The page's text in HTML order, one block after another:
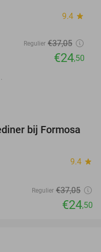
9.4 star
Regulier €37,05
€24,50
34%
bij Formosa
9.4 star
Regulier €37,05
€24,50